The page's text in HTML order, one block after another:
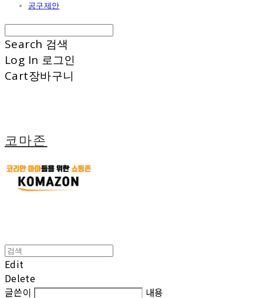
공구제안
Search 검색
Log In 로그인
Cart장바구니
코마존
Edit
Delete
글쓴이
내용